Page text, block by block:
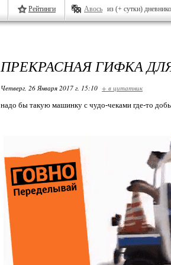
Рейтинги Авось из (+ сутки)
ПРЕКРАСНАЯ ГИФКА
Четверг, 26 Января 2017 г. 15:10 + в цитатник
надо бы такую машинку с чудо-чеками где-то